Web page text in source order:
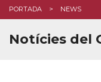
PORTADA NEWS
Notícies del